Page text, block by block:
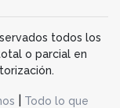
todos los
o parcial en
Todo lo que